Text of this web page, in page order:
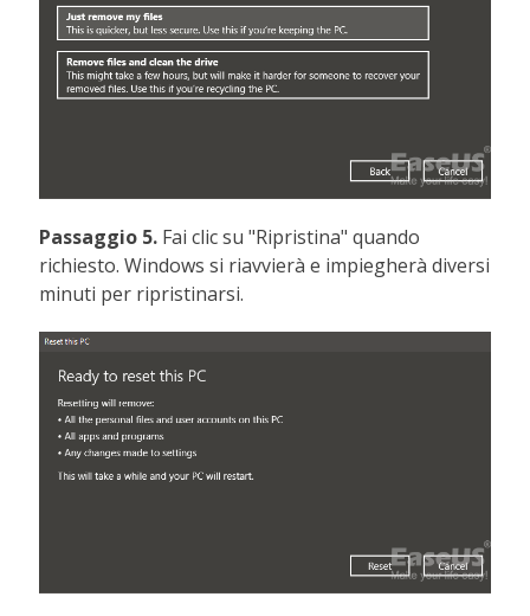
Passaggio 5. Fai clic su "Ripristina" quando
richiesto. Windows si riavvierà e impiegherà diversi
minuti per ripristinarsi.